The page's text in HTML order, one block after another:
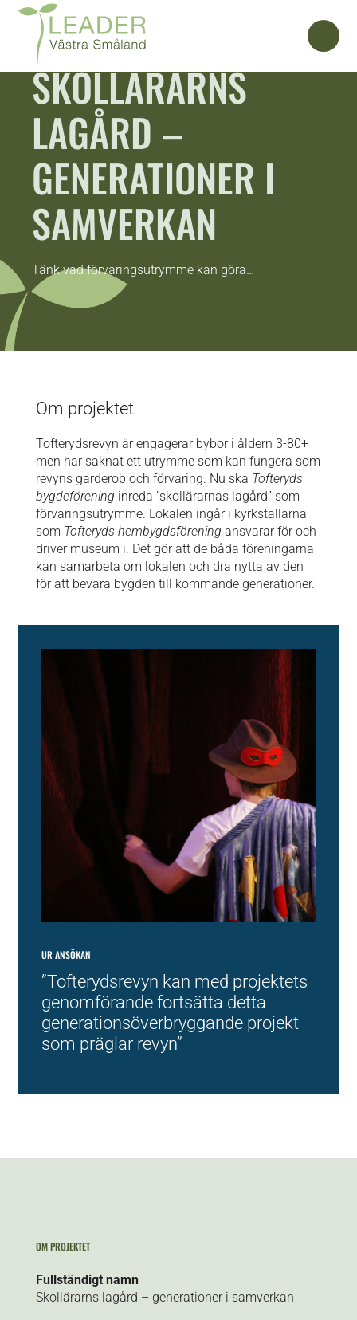
SKOLLÄRARNS
LAGÅRD –
GENERATIONER I
SAMVERKAN
Tänk vad förvaringsutrymme kan göra…
Om projektet
Tofterydsrevyn är engagerar bybor i åldern 3-80+
men har saknat ett utrymme som kan fungera som
revyns garderob och förvaring. Nu ska Tofteryds
bygdeförening inreda ”skollärarnas lagård” som
förvaringsutrymme. Lokalen ingår i kyrkstallarna
som Tofteryds hembygdsförening ansvarar för och
driver museum i. Det gör att de båda föreningarna
kan samarbeta om lokalen och dra nytta av den
för att bevara bygden till kommande generationer.
UR ANSÖKAN
”Tofterydsrevyn kan med projektets
genomförande fortsätta detta
generationsöverbryggande projekt
som präglar revyn”
OM PROJEKTET
Fullständigt namn
Skollärarns lagård – generationer i samverkan